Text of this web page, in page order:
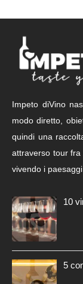
Impeto diVino
modo diretto,
quindi una
attraverso tour
vivendo i
10
5